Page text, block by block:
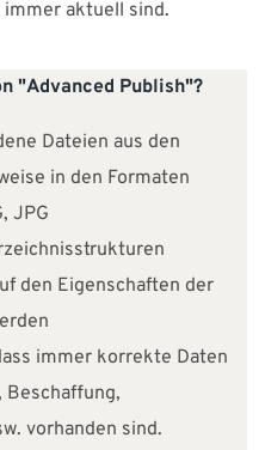
aktuell sind.
"Advanced Publish"?
Dateien aus den
in den Formaten
JPG
den Eigenschaften der
immer korrekte Daten
Beschaffung,
vorhanden sind.